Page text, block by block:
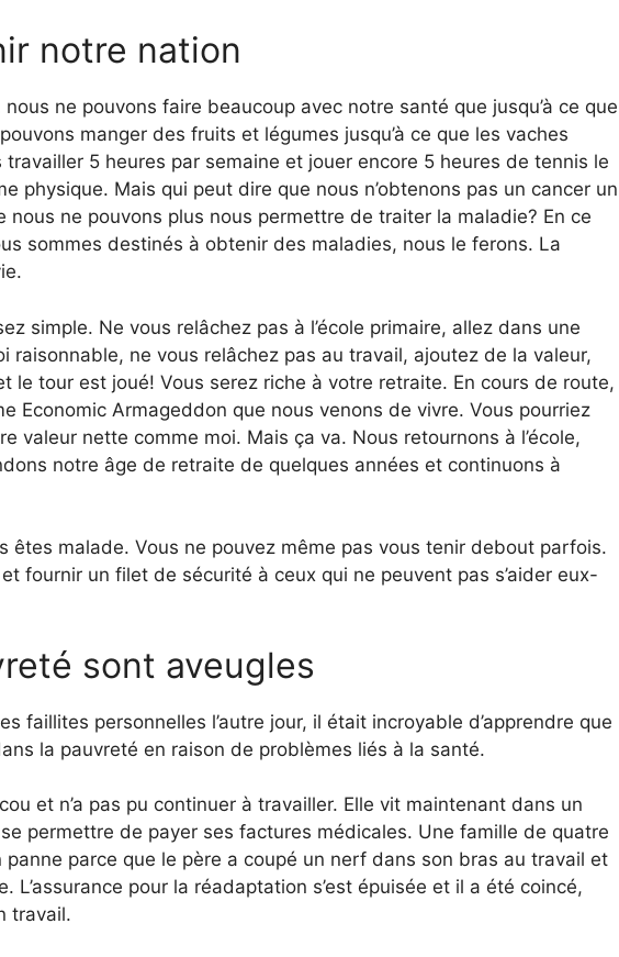
notre nation
ne pouvons faire beaucoup avec notre santé que jusqu’à ce que
manger des fruits et légumes jusqu’à ce que les vaches
5 heures par semaine et jouer encore 5 heures de tennis le
physique. Mais qui peut dire que nous n’obtenons pas un cancer un
nous ne pouvons plus nous permettre de traiter la maladie? En ce
sommes destinés à obtenir des maladies, nous le ferons. La
simple. Ne vous relâchez pas à l’école primaire, allez dans une
raisonnable, ne vous relâchez pas au travail, ajoutez de la valeur,
le tour est joué! Vous serez riche à votre retraite. En cours de route,
Economic Armageddon que nous venons de vivre. Vous pourriez
valeur nette comme moi. Mais ça va. Nous retournons à l’école,
notre âge de retraite de quelques années et continuons à
êtes malade. Vous ne pouvez même pas vous tenir debout parfois.
fournir un filet de sécurité à ceux qui ne peuvent pas s’aider eux-
sont aveugles
faillites personnelles l’autre jour, il était incroyable d’apprendre que
la pauvreté en raison de problèmes liés à la santé.
et n’a pas pu continuer à travailler. Elle vit maintenant dans un
permettre de payer ses factures médicales. Une famille de quatre
parce que le père a coupé un nerf dans son bras au travail et
L’assurance pour la réadaptation s’est épuisée et il a été coincé,
travail.